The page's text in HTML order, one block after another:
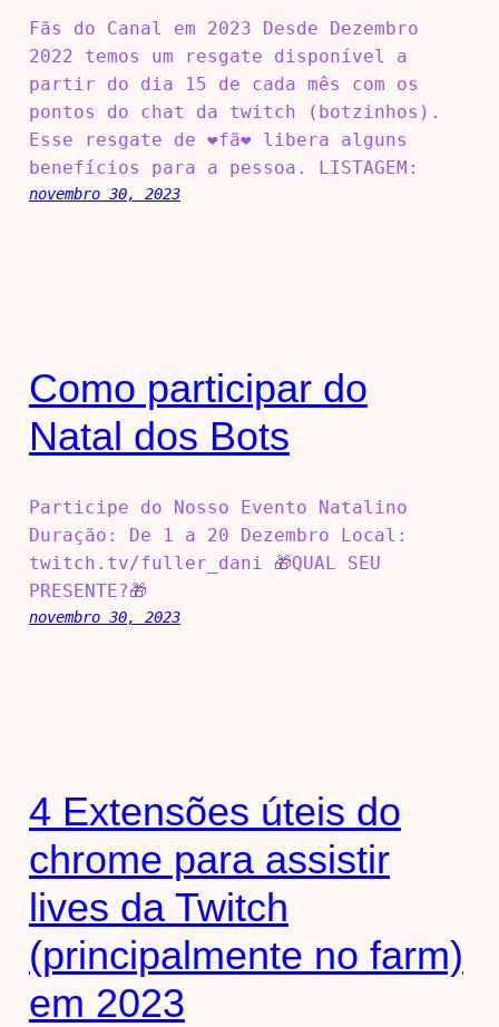
Fãs do Canal em 2023 Desde Dezembro
2022 temos um resgate disponível a
partir do dia 15 de cada mês com os
pontos do chat da twitch (botzinhos).
Esse resgate de ❤️fã❤️ libera alguns
benefícios para a pessoa. LISTAGEM:
novembro 30, 2023
Como participar do
Natal dos Bots
Participe do Nosso Evento Natalino
Duração: De 1 a 20 Dezembro Local:
twitch.tv/fuller_dani 🎁QUAL SEU
PRESENTE?🎁
novembro 30, 2023
4 Extensões úteis do
chrome para assistir
lives da Twitch
(principalmente no farm)
em 2023